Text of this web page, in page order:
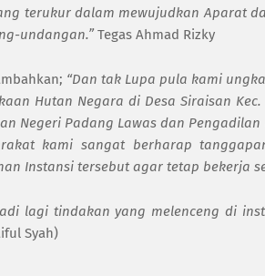
terukur dalam mewujudkan Aparat
undangan.” Tegas Ahmad Rizky
“Dan tak Lupa pula kami
Hutan Negara di Desa Siraisan
Negeri Padang Lawas dan
kami sangat berharap
Instansi tersebut agar tetap bekerja
lagi tindakan yang melenceng di
Syah)